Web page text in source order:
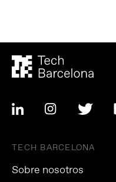
TECH BARCELONA
Sobre nosotros